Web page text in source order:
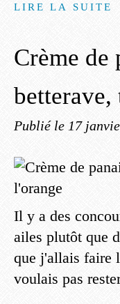
LIRE LA SUITE
Crème de
betterave,
Publié le 17
Il y a des
ailes plutôt que
que j'allais faire
voulais pas